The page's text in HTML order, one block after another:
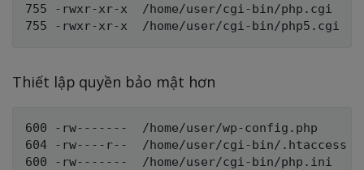
755 -rwxr-xr-x  /home/user/cgi-bin/php.cgi
Thiết lập quyền bảo mật hơn
600 -rw-------  /home/user/wp-config.php
604 -rw----r--  /home/user/cgi-bin/.htaccess
600 -rw-------  /home/user/cgi-bin/php.ini